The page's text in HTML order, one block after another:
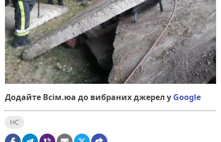
Додайте Всім.юа до вибраних джерел у Google
НС